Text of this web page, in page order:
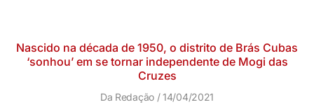
Nascido na década de 1950, o distrito de Brás Cubas
‘sonhou’ em se tornar independente de Mogi das
Cruzes
Da Redação 14/04/2021